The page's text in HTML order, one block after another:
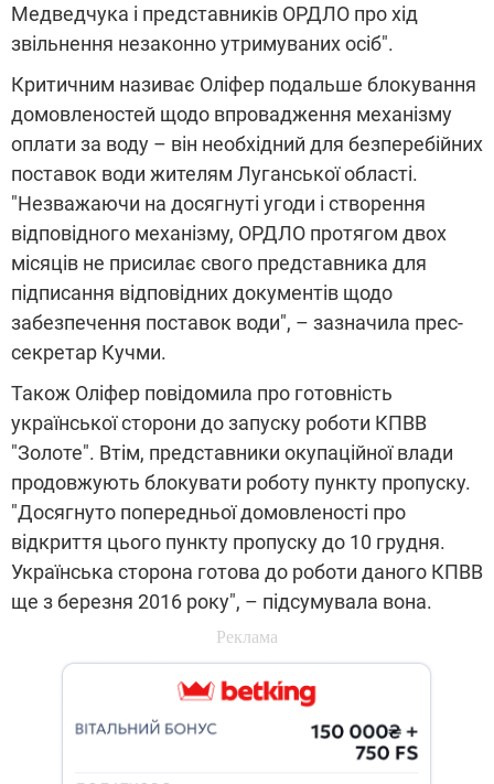
Медведчука і представників ОРДЛО про хід
звільнення незаконно утримуваних осіб".
Критичним називає Оліфер подальше блокування
домовленостей щодо впровадження механізму
оплати за воду – він необхідний для безперебійних
поставок води жителям Луганської області.
"Незважаючи на досягнуті угоди і створення
відповідного механізму, ОРДЛО протягом двох
місяців не присилає свого представника для
підписання відповідних документів щодо
забезпечення поставок води", – зазначила прес-
секретар Кучми.
Також Оліфер повідомила про готовність
української сторони до запуску роботи КПВВ
"Золоте". Втім, представники окупаційної влади
продовжують блокувати роботу пункту пропуску.
"Досягнуто попередньої домовленості про
відкриття цього пункту пропуску до 10 грудня.
Українська сторона готова до роботи даного КПВВ
ще з березня 2016 року", – підсумувала вона.